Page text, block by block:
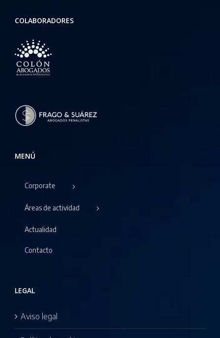
COLABORADORES
MENÚ
Corporate
Áreas de actividad
Actualidad
Contacto
LEGAL
Aviso legal